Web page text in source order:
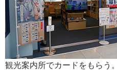
観光案内所でカードをもらう。